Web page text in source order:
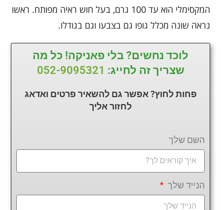
המקסימלי הוא עד 100 גרם, בעל חוש ראיה מפותח. ראשו
נראה שונה מכלל גופו גם בצבעו וגם בגודלו.
לוכד נחשים? בלי פאניקה! כל מה
שצריך זה לחייג: 052-9095321
פחות לחוץ? אפשר גם להשאיר פרטים ואדאג
לחזוראליך
השם שלך
הנייד שלך